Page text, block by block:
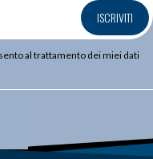
ISCRIVITI
al trattamento dei miei dati